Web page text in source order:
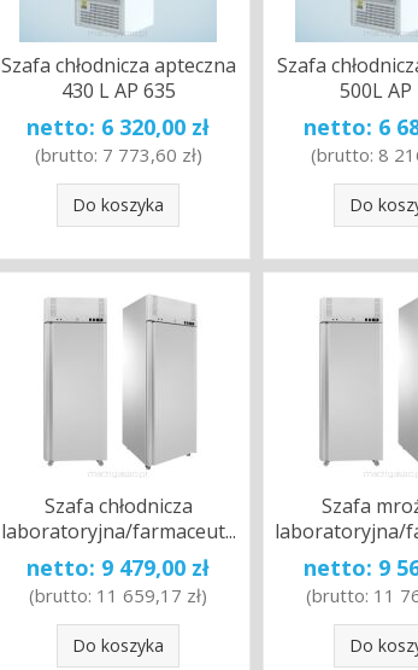
Szafa chłodnicza apteczna
430 L AP 635
netto: 6 320,00 zł
(brutto: 7 773,60 zł)
Do koszyka
Szafa
500L AP
netto: 6
(brutto:8
Do
Szafa chłodnicza
laboratoryjna/farmaceut...
netto: 9 479,00 zł
(brutto: 11 659,17 zł)
Do koszyka
Szafa
laboratoryjna/
netto: 9
(brutto: 11
Do